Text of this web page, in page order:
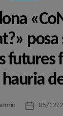
posa
futures
Data05/12/